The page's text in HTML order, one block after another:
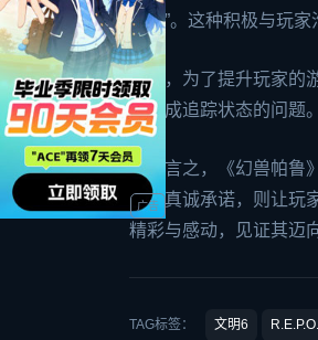
挑战”。这种积极与玩
此外，为了提升玩家的
常变成追踪状态的问题
总而言之，《幻兽帕鲁
者的真诚承诺，则让玩
精彩与感动，见证其迈
TAG标签： 文明6 R.E.P.O.